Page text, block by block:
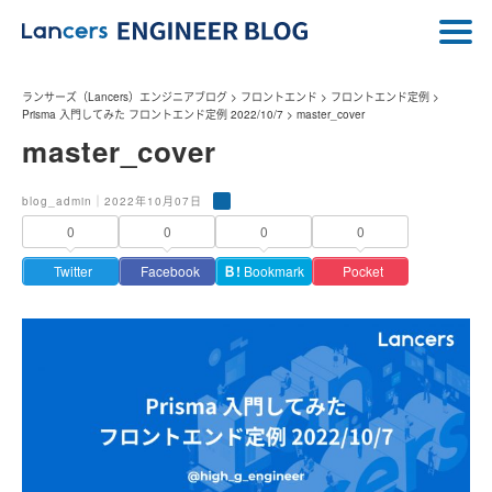
ランサーズ（Lancers）エンジニアブログ > フロントエンド > フロントエンド定例 >
Prisma 入門してみた フロントエンド定例 2022/10/7 > master_cover
master_cover
blog_admin｜2022年10月07日
0
Twitter
0
Facebook
0
Ｂ! Bookmark
0
Pocket